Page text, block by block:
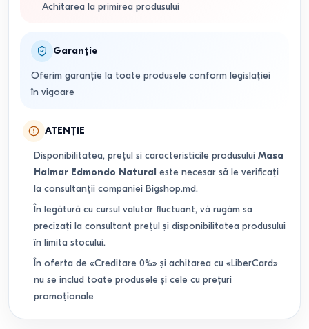
Achitarea la primirea produsului
Garanție
Oferim garanție la toate produsele conform legislației
în vigoare
ATENȚIE
Disponibilitatea, prețul si caracteristicile produsului Masa
Halmar Edmondo Natural este necesar să le verificați
la consultanții companiei Bigshop.md.
În legătură cu cursul valutar fluctuant, vă rugăm sa
precizați la consultant prețul și disponibilitatea produsului
în limita stocului.
În oferta de «Creditare 0%» și achitarea cu «LiberCard»
nu se includ toate produsele și cele cu prețuri
promoționale